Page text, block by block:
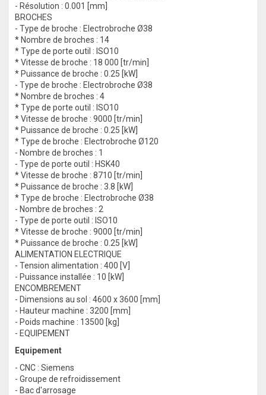
- Résolution : 0.001 [mm]
BROCHES
- Type de broche : Electrobroche Ø38
* Nombre de broches : 14
* Type de porte outil : ISO10
* Vitesse de broche : 18 000 [tr/min]
* Puissance de broche : 0.25 [kW]
- Type de broche : Electrobroche Ø38
* Nombre de broches : 4
* Type de porte outil : ISO10
* Vitesse de broche : 9000 [tr/min]
* Puissance de broche : 0.25 [kW]
* Type de broche : Electrobroche Ø120
- Nombre de broches : 1
- Type de porte outil : HSK40
* Vitesse de broche : 8710 [tr/min]
* Puissance de broche : 3.8 [kW]
* Type de broche : Electrobroche Ø38
- Nombre de broches : 2
- Type de porte outil : ISO10
* Vitesse de broche : 9000 [tr/min]
* Puissance de broche : 0.25 [kW]
ALIMENTATION ELECTRIQUE
- Tension alimentation : 400 [V]
- Puissance installée : 10 [kW]
ENCOMBREMENT
- Dimensions au sol : 4600 x 3600 [mm]
- Hauteur machine : 3200 [mm]
- Poids machine : 13500 [kg]
- EQUIPEMENT
Equipement
- CNC : Siemens
- Groupe de refroidissement
- Bac d'arrosage